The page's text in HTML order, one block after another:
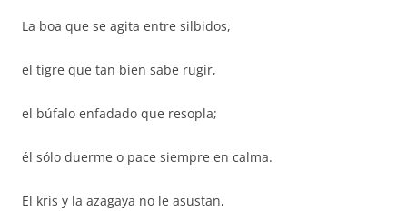
La boa que se agita entre silbidos,
el tigre que tan bien sabe rugir,
el búfalo enfadado que resopla;
él sólo duerme o pace siempre en calma.
El kris y la azagaya no le asustan,